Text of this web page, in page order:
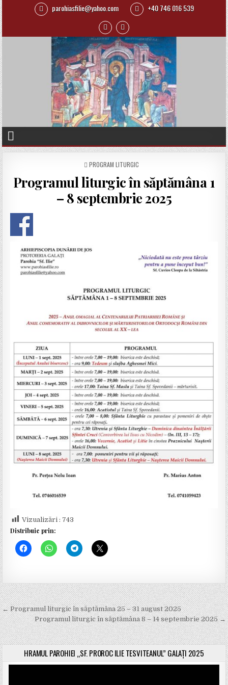
parohiasfilie@yahoo.com +40 746 016 539
P
S
T
E
D
PROGRAM LITURGIC
Programul liturgic în săptămâna 1
– 8 septembrie 2025
Vizualizări : 743
Distribuie prin:
N
a
v
i
← Programul liturgic în săptămâna 25 – 31 august 2025
Programul liturgic în săptămâna 8 – 14 septembrie 2025 →
HRAMUL PAROHIEI „SF. PROROC ILIE TESVITEANUL” GALAȚI 2025